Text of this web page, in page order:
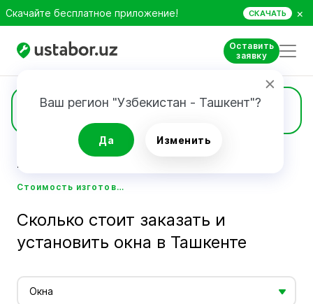
Скачайте бесплатное приложение! СКАЧАТЬ ×
Оставить
заявку
Ваш регион "Узбекистан - Ташкент"?
Да Изменить
Цены
Главная
Стоимость изготовления и монтажа окон в Ташкенте - Ustabor.uz
Сколько стоит заказать и
установить окна в Ташкенте
Окна